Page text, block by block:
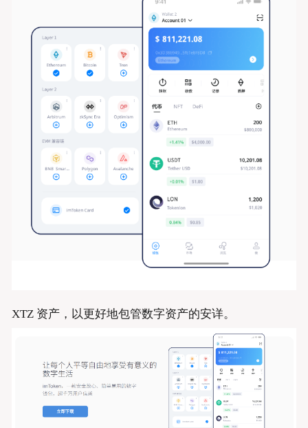
XTZ 资产，以更好地包管数字资产的安详。